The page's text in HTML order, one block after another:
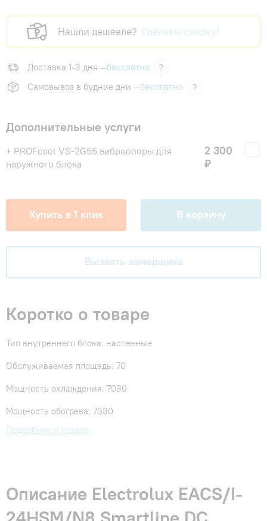
Нашли дешевле? Сделаем скидку!
Доставка 1-3 дня —бесплатно
?
Самовывоз в будние дни —бесплатно ?
Дополнительные услуги
+ PROFcool VS-2G55 виброопоры для
наружного блока
2 300
₽
Купить в 1 клик В корзину
Вызвать замерщика
Коротко о товаре
Тип внутреннего блока: настенные
Обслуживаемая площадь: 70
Мощность охлаждения: 7030
Мощность обогрева: 7330
Подробнее о товаре
Описание Electrolux EACS/I-